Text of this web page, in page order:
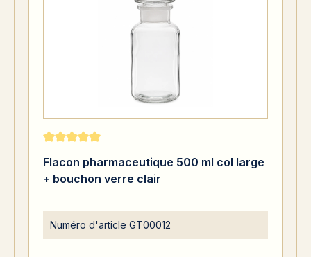
Note moyenne de 5 sur 5 étoiles
Flacon pharmaceutique 500 ml col large
+ bouchon verre clair
Numéro d'article GT00012